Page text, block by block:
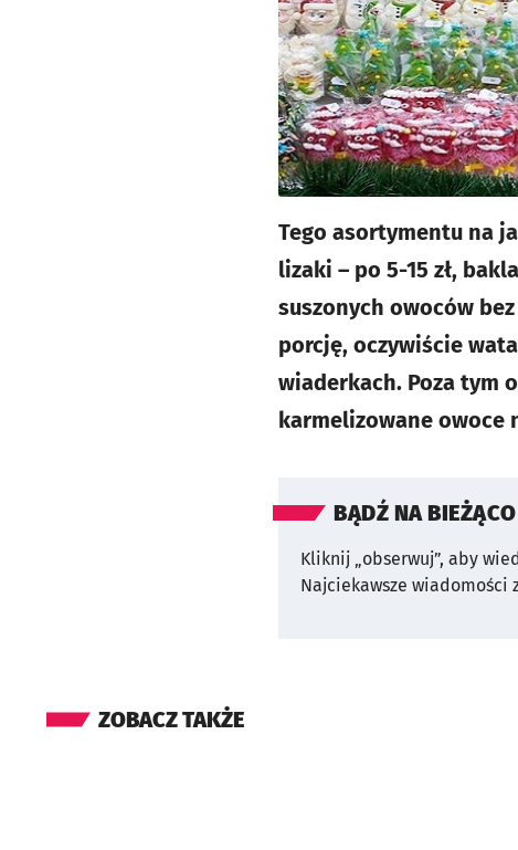
Tego asortymentu na
lizaki – po 5-15 zł,
suszonych owoców
porcję, oczywiście
wiaderkach. Poza tym
karmelizowane owoce
BĄDŹ NA
Kliknij „obserwuj”, aby
Najciekawsze wiadomości
ZOBACZ TAKŻE